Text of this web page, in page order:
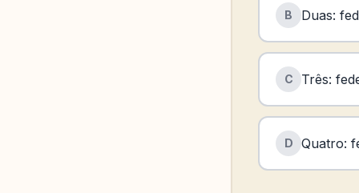
B Duas:
C Três:
D Quatro: